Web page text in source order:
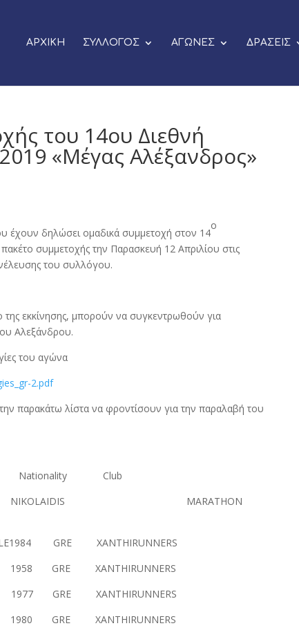
ΑΡΧΙΚΗ ΣΥΛΛΟΓΟΣ ΑΓΩΝΕΣ ΔΡΑΣΕΙΣ
του 14ου Διεθνή
«Μέγας Αλέξανδρος»
έχουν δηλώσει ομαδικά συμμετοχή στον 14
ο
συμμετοχής την Παρασκευή 12 Απριλίου στις
του συλλόγου.
εκκίνησης, μπορούν να συγκεντρωθούν για
Αλεξάνδρου.
του αγώνα
2.pdf
παρακάτω λίστα να φροντίσουν για την παραλαβή του
Club
NIKOLAIDIS MARATHON
GRE XANTHIRUNNERS
GRE XANTHIRUNNERS
GRE XANTHIRUNNERS
GRE XANTHIRUNNERS